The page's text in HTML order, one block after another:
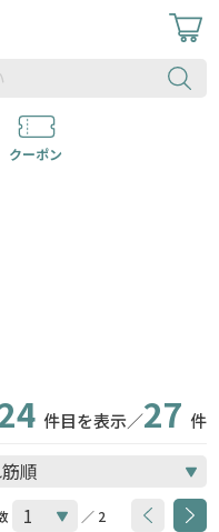
クーポン
件目を表示／27 件
／ 2